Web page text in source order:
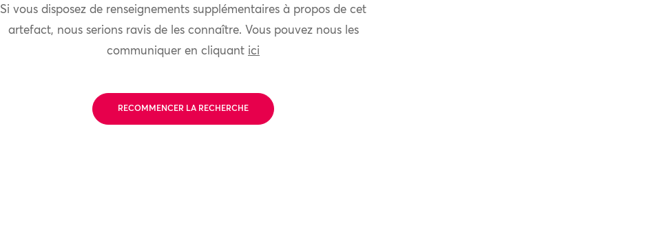
Si vous disposez de renseignements supplémentaires à propos de cet
artefact, nous serions ravis de les connaître. Vous pouvez nous les
communiquer en cliquant ici
RECOMMENCER LA RECHERCHE